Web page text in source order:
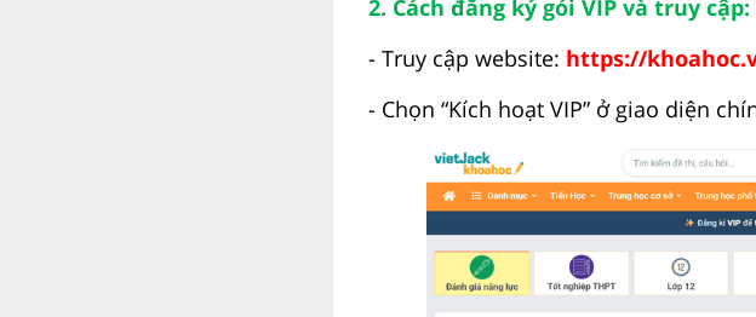
2. Cách đăng ký gói VIP và truy cập:
- Truy cập website: https://
- Chọn “Kích hoạt VIP” ở giao diện